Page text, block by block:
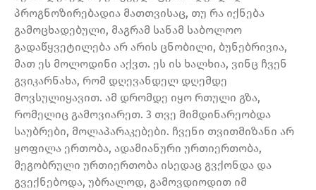
პროგნოზირებადია მათთვისაც, თუ რა იქნება
გამოცხადებული, მაგრამ სანამ საბოლოო
გადაწყვეტილება არ არის ცნობილი, ბუნებრივია,
მათ ეს მოლოდინი აქვთ. ეს ის ხალხია, ვინც ჩვენ
გვიკარნახა, რომ დღევანდელ დღემდე
მოვსულიყავით. ამ დრომდე იყო რთული გზა,
რომელიც გამოვიარეთ. 3 თვე მიმდინარეობდა
საუბრები, მოლაპარაკებები. ჩვენი თვითმიზანი არ
ყოფილა ერთობა, ადამიანური ურთიერთობა,
მეგობრული ურთიერთობა ისედაც გვქონდა და
გვექნებოდა, უბრალოდ, გამოვდიოდით იმ